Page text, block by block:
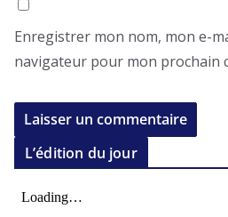
Enregistrer mon nom, mon e-
navigateur pour mon prochain
L’édition du jour